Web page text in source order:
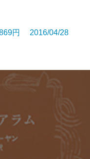
円 2016/04/28